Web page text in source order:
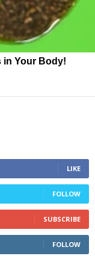
in Your Body!
LIKE
FOLLOW
SUBSCRIBE
FOLLOW